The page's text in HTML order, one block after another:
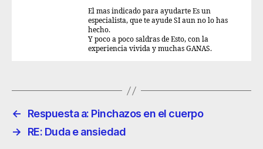
El mas indicado para ayudarte Es un
especialista, que te ayude SI aun no lo has
hecho.
Y poco a poco saldras de Esto, con la
experiencia vivida y muchas GANAS.
←
Respuesta a: Pinchazos en el cuerpo
→
RE: Duda e ansiedad